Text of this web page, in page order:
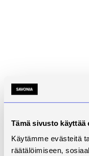
Tämä sivusto käyttää
Käytämme evästeitä
räätälöimiseen,